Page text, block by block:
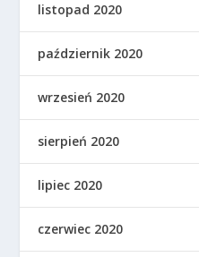
listopad 2020
październik 2020
wrzesień 2020
sierpień 2020
lipiec 2020
czerwiec 2020